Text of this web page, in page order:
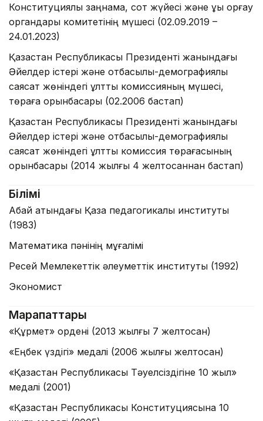
Конституциялық заңнама, сот жүйесі және құқық қорғау
органдары комитетінің мүшесі (02.09.2019 –
24.01.2023)
Қазақстан Республикасы Президенті жанындағы
Әйелдер істері және отбасылық-демографиялық
саясат жөніндегі ұлттық комиссияның мүшесі,
төраға орынбасары (02.2006 бастап)
Қазақстан Республикасы Президенті жанындағы
Әйелдер істері және отбасылық-демографиялық
саясат жөніндегі ұлттық комиссия төрағасының
орынбасары (2014 жылғы 4 желтоқсаннан бастап)
Білімі
Абай атындағы Қазақ педагогикалық институты
(1983)
Математика пәнінің мұғалімі
Ресей Мемлекеттік әлеуметтік институты (1992)
Экономист
Марапаттары
«Құрмет» ордені (2013 жылғы 7 желтоқсан)
«Еңбек үздігі» медалі (2006 жылғы желтоқсан)
«Қазақстан Республикасы Тәуелсіздігіне 10 жыл»
медалі (2001)
«Қазақстан Республикасы Конституциясына 10